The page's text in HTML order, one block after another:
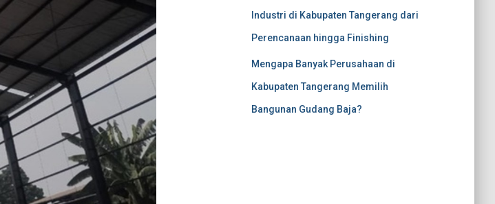
Industri di Kabupaten Tangerang dari
Perencanaan hingga Finishing
Mengapa Banyak Perusahaan di
Kabupaten Tangerang Memilih
Bangunan Gudang Baja?